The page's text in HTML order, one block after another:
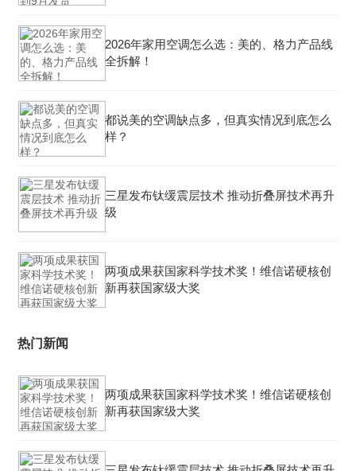
2026年家用空调怎么选：美的、格力产品线
全拆解！
都说美的空调缺点多，但真实情况到底怎么
样？
三星发布钛缓震层技术 推动折叠屏技术再升
级
两项成果获国家科学技术奖！维信诺硬核创
新再获国家级大奖
热门新闻
两项成果获国家科学技术奖！维信诺硬核创
新再获国家级大奖